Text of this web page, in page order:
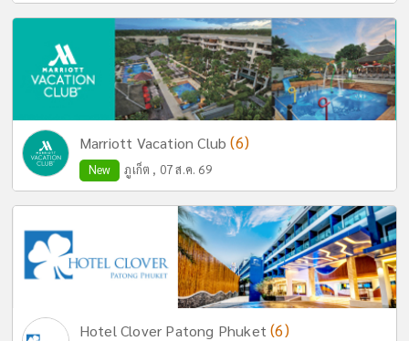
Marriott Vacation Club(6)
New ภูเก็ต , 07 ส.ค. 69
Hotel Clover Patong Phuket(6)